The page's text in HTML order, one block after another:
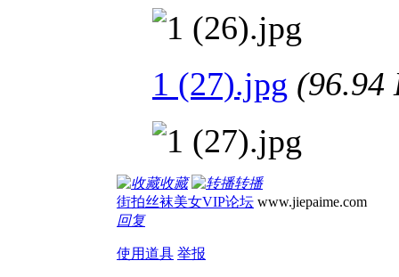
1 (27).jpg (96.94
收藏
转播
街拍丝袜美女VIP论坛 www.jiepaime.com
回复
使用道具 举报